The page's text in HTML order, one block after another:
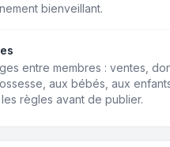
bienveillant.
entre membres : ventes,
aux bébés, aux
règles avant de publier.